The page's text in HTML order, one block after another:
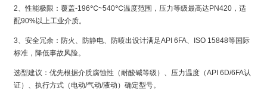
2、性能极限：覆盖-196℃~540℃温度范围，压力等级最高达PN420，适
配90%以上工业介质。
3、安全冗余：防火、防静电、防喷出设计满足API 6FA、ISO 15848等国际
标准，降低事故风险。
选型建议：优先根据介质腐蚀性（耐酸碱等级）、压力温度（API 6D/6FA认
证）、执行方式（电动/气动/液动）确定型号。